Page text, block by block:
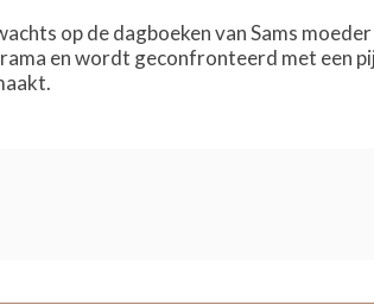
op de dagboeken van Sams
en wordt geconfronteerd met een